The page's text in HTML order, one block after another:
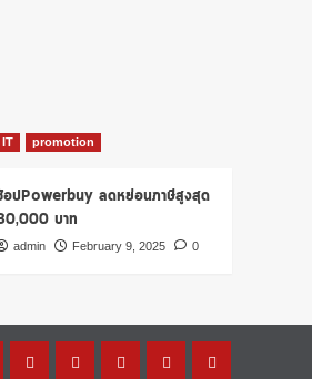
IT promotion
อปPowerbuy ลดหย่อนภาษีสูงสุด
บาท
admin February 9, 2025 0
รู้ การ บทความ การ บัตร